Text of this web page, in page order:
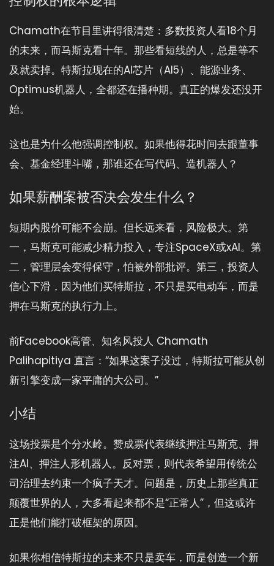
Chamath在节目里讲得很清楚：多数投资人看18个月
的未来，而马斯克看十年。那些看短线的人，总是等不
及就卖掉。特斯拉现在的AI芯片（AI5）、能源业务、
Optimus机器人，全都还在播种期。真正的爆发还没开
始。
这也是为什么他强调控制权。如果他得花时间去跟董事
会、基金经理斗嘴，那谁还在写代码、造机器人？
如果薪酬案被否决会发生什么？
短期内股价可能不会崩。但长远来看，风险极大。第
一，马斯克可能减少精力投入，专注SpaceX或xAI。第
二，管理层会变得保守，怕被外部批评。第三，投资人
信心下滑，因为他们买特斯拉，不只是买电动车，而是
押在马斯克的执行力上。
前Facebook高管、知名风投人 Chamath
Palihapitiya 直言：“如果这案子没过，特斯拉可能从创
新引擎变成一家平庸的大公司。”
小结
这场投票是个分水岭。赞成票代表继续押注马斯克、押
注AI、押注人形机器人。反对票，则代表希望用传统公
司治理去约束一个疯子天才。问题是，历史上那些真正
颠覆世界的人，大多看起来都不是“正常人”，但这或许
正是他们能打破框架的原因。
如果你相信特斯拉的未来不只是卖车，而是创造一个新